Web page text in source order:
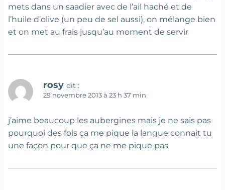
mets dans un saadier avec de l’ail haché et de
l’huile d’olive (un peu de sel aussi), on mélange bien
et on met au frais jusqu’au moment de servir
rosy dit :
29 novembre 2013 à 23 h 37 min
j’aime beaucoup les aubergines mais je ne sais pas
pourquoi des fois ça me pique la langue connait tu
une façon pour que ça ne me pique pas